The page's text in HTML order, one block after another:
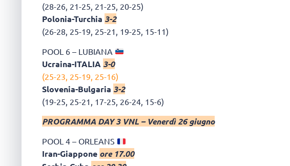
(28-26, 21-25, 21-25, 20-25)
Polonia-Turchia 3-2
(26-28, 25-19, 25-21, 19-25, 15-11)
POOL 6 – LUBIANA
Ucraina-ITALIA 3-0
(25-23, 25-19, 25-16)
Slovenia-Bulgaria 3-2
(19-25, 25-21, 17-25, 26-24, 15-6)
PROGRAMMA DAY 3 VNL – Venerdì 26 giugno
POOL 4 – ORLEANS
Iran-Giappone ore 17.00